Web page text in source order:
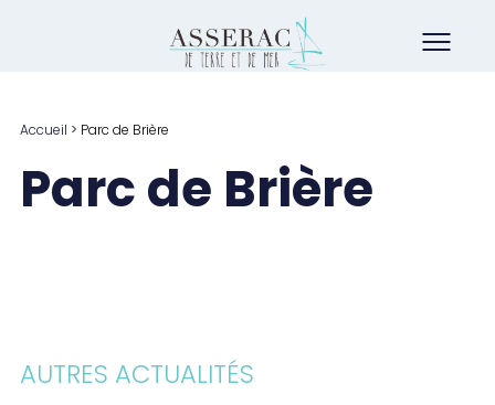
Accueil > Parc de Brière
Parc de Brière
AUTRES ACTUALITÉS